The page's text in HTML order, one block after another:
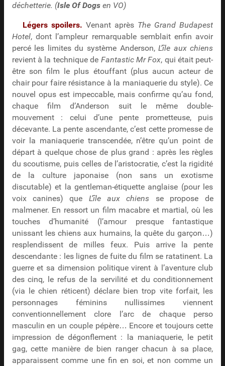
déchetterie. (Isle Of Dogsen VO)
Légers spoilers. Venant après The Grand Budapest
Hotel, dont l’ampleur remarquable semblait enfin avoir
percé les limites du système Anderson,L’île aux chiens
revient à la technique de Fantastic Mr Fox, qui était peut-
être son film le plus étouffant (plus aucun acteur de
chair pour faire résistance à la maniaquerie du style). Ce
nouvel opus est impeccable, mais confirme qu’au fond,
chaque film d’Anderson suit le même double-
mouvement : celui d’une pente prometteuse, puis
décevante. La pente ascendante, c’est cette promesse de
voir la maniaquerie transcendée, n’être qu’un point de
départ à quelque chose de plus grand : après les règles
du scoutisme, puis celles de l’aristocratie, c’est la rigidité
de la culture japonaise (non sans un exotisme
discutable) et la gentleman-étiquette anglaise (pour les
voix canines) que L’île aux chiens se propose de
malmener. En ressort un film macabre et martial, où les
touches d’humanité (l’amour presque fantastique
unissant les chiens aux humains, la quête du garçon…)
resplendissent de milles feux. Puis arrive la pente
descendante : les lignes de fuite du film se ratatinent. La
guerre et sa dimension politique virent à l’aventure club
des cinq, le refus de la servilité et du conditionnement
(via le chien réticent) déclare bien trop vite forfait, les
personnages féminins nullissimes viennent
conventionnellement clore l’arc de chaque perso
masculin en un couple pépère… Encore et toujours cette
impression de dégonflement : la maniaquerie, le petit
gag, cette manière de bien ranger chacun à sa place,
apparaissent comme une fin en soi, et non comme un